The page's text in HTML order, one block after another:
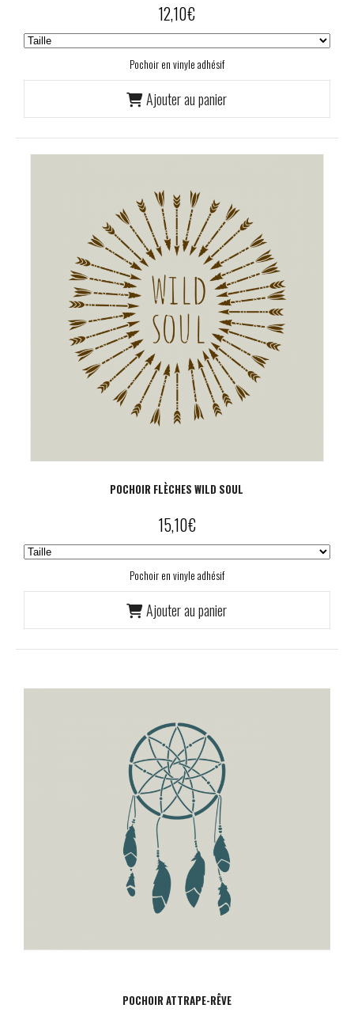
12,10€
Pochoir en vinyle adhésif
Ajouter au panier
POCHOIR FLÈCHES WILD SOUL
15,10€
Pochoir en vinyle adhésif
Ajouter au panier
POCHOIR ATTRAPE-RÊVE